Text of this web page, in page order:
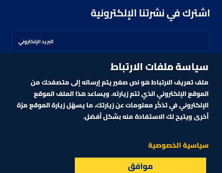
اشترك في نشرتنا الإلكترونية
اشترك
2026
CNBCARABIA.COM. ALL RIGHTS RESERVED
سياسة ملفات الارتباط
ملف تعريف الارتباط هو نص صغير يتم إرساله إلى متصفحك من
الموقع الإلكتروني الذي تتم زيارته. ويساعد هذا الملف الموقع
الإلكتروني في تذكّر معلومات عن زيارتك، ما يسهّل زيارة الموقع مرّة
أخرى ويتيح لك الاستفادة منه بشكل أفضل.
سياسية الخصوصية
موافق